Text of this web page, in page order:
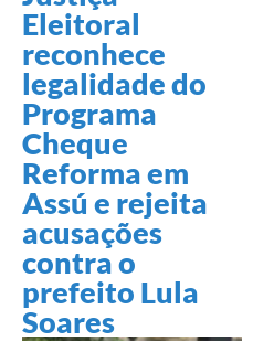
Eleitoral
reconhece
legalidade do
Programa
Cheque
Reforma em
Assú e rejeita
acusações
contra o
prefeito Lula
Soares